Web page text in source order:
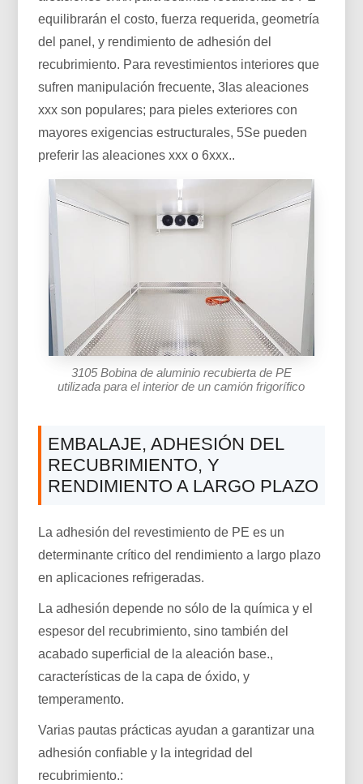
equilibrarán el costo, fuerza requerida, geometría
del panel, y rendimiento de adhesión del
recubrimiento. Para revestimientos interiores que
sufren manipulación frecuente, 3las aleaciones
xxx son populares; para pieles exteriores con
mayores exigencias estructurales, 5Se pueden
preferir las aleaciones xxx o 6xxx..
3105 Bobina de aluminio recubierta de PE
utilizada para el interior de un camión frigorífico
EMBALAJE, ADHESIÓN DEL
RECUBRIMIENTO, Y
RENDIMIENTO A LARGO PLAZO
La adhesión del revestimiento de PE es un
determinante crítico del rendimiento a largo plazo
en aplicaciones refrigeradas.
La adhesión depende no sólo de la química y el
espesor del recubrimiento, sino también del
acabado superficial de la aleación base.,
características de la capa de óxido, y
temperamento.
Varias pautas prácticas ayudan a garantizar una
adhesión confiable y la integridad del
recubrimiento.: